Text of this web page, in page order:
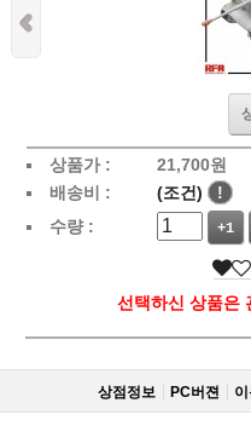
상품가 : 21,700원
배송비 :
(조건)
!
수량 :
+1
선택하신 상품은
상점정보 PC버젼